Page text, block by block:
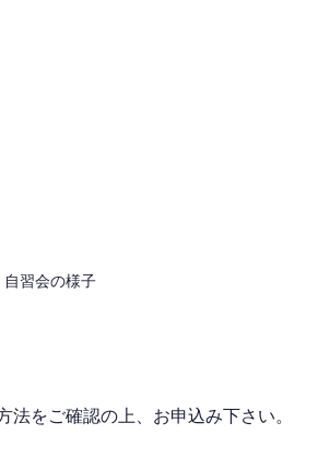
自習会の様子
をご確認の上、お申込み下さい。